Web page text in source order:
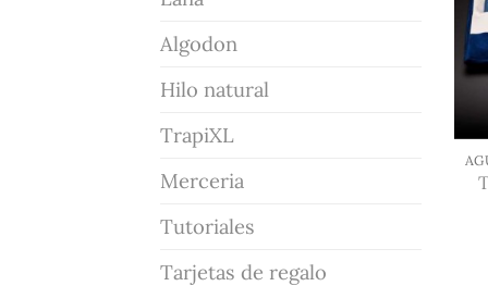
Algodon
Hilo natural
TrapiXL
Merceria
Tutoriales
Tarjetas de regalo